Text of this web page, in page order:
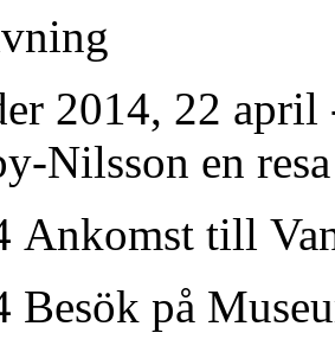
2014, 22 april
Nilsson en
Ankomst till
Besök på